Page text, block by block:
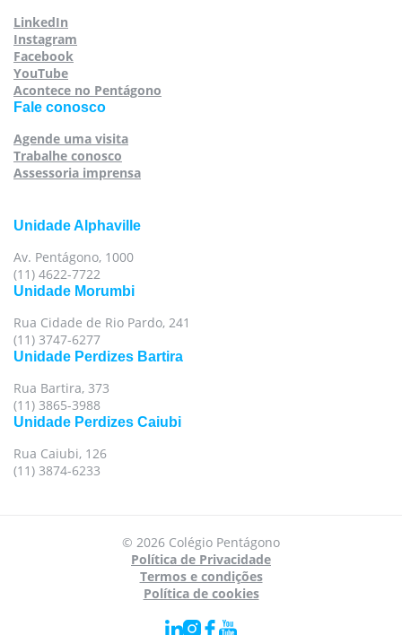
LinkedIn
Instagram
Facebook
YouTube
Acontece no Pentágono
Fale conosco
Agende uma visita
Trabalhe conosco
Assessoria imprensa
Unidade Alphaville
Av. Pentágono, 1000
(11) 4622-7722
Unidade Morumbi
Rua Cidade de Rio Pardo, 241
(11) 3747-6277
Unidade Perdizes Bartira
Rua Bartira, 373
(11) 3865-3988
Unidade Perdizes Caiubi
Rua Caiubi, 126
(11) 3874-6233
© 2026 Colégio Pentágono
Política de Privacidade
Termos e condições
Política de cookies
Para oferecer uma melhor experiência, utilizamos
cookies e tecnologias semelhantes no nosso site.
Para mais informações, acesse nossa
PrivacidadeePolítica de Cookies
Aceito todas as políticas